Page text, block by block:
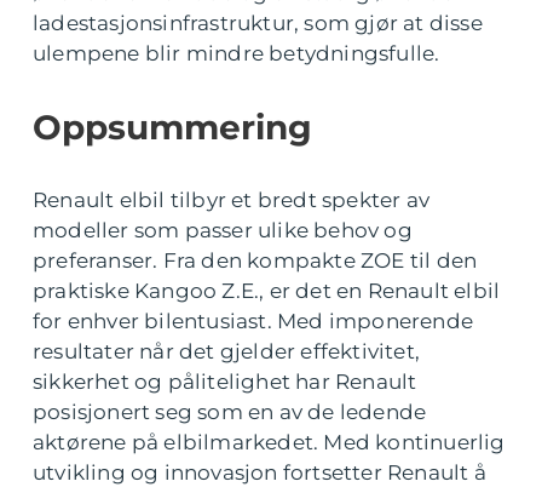
ladestasjonsinfrastruktur, som gjør at disse
ulempene blir mindre betydningsfulle.
Oppsummering
Renault elbil tilbyr et bredt spekter av
modeller som passer ulike behov og
preferanser. Fra den kompakte ZOE til den
praktiske Kangoo Z.E., er det en Renault elbil
for enhver bilentusiast. Med imponerende
resultater når det gjelder effektivitet,
sikkerhet og pålitelighet har Renault
posisjonert seg som en av de ledende
aktørene på elbilmarkedet. Med kontinuerlig
utvikling og innovasjon fortsetter Renault å